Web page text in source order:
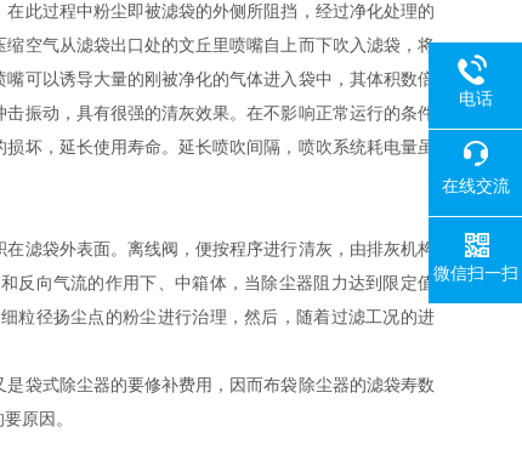
此过程中粉尘即被滤袋的外侧所阻挡，经过净化处理的
空气从滤袋出口处的文丘里喷嘴自上而下吹入滤袋，将
可以诱导大量的刚被净化的气体进入袋中，其体积数倍
振动，具有很强的清灰效果。在不影响正常运行的条件
坏，延长使用寿命。延长喷吹间隔，喷吹系统耗电量虽
滤袋外表面。离线阀，便按程序进行清灰，由排灰机构
反向气流的作用下、中箱体，当除尘器阻力达到限定值
粒径扬尘点的粉尘进行治理，然后，随着过滤工况的进
袋式除尘器的要修补费用，因而布袋除尘器的滤袋寿数
原因。
电话
在线交流
微信扫一扫